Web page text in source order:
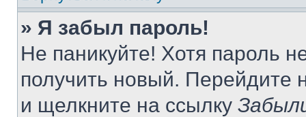
» Я забыл пароль!
Не паникуйте! Хотя пароль
получить новый. Перейдите
и щелкните на ссылку